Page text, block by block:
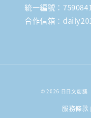
統一編號：
合作信箱：
© 2026 日日文創舖
服務條款 |